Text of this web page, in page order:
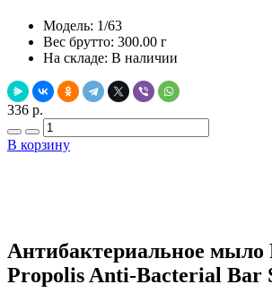
Модель: 1/63
Вес брутто: 300.00 г
На складе: В наличии
336 р.
В корзину
Антибактериальное мыло
Propolis Anti-Bacterial Bar